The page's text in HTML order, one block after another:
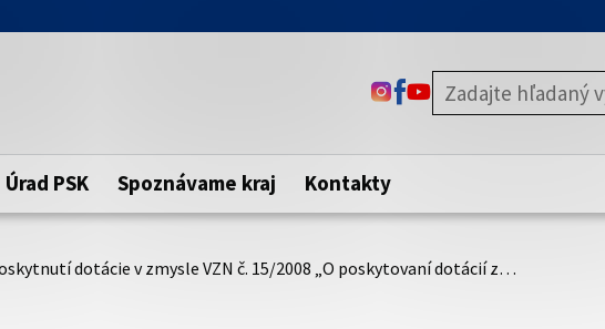
kraja.
Táto stránka je zabezpečená
zabezpečenú webovú stránku. Zabezpečená
https:// pred názvom domény webového sídla.
ODKAZ SA OTVORÍ NA NOVEJ
ODKAZ SA OTVORÍ NA
ODKAZ SA OTVORÍ NA
Úrad PSK Spoznávame kraj Kontakty
dotácie v zmysle VZN č. 15/2008 „O poskytovaní dotácií z…